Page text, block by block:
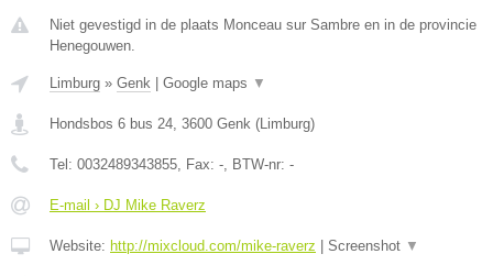
Niet gevestigd in de plaats Monceau sur Sambre en in de provincie
Henegouwen.
Limburg » Genk Google maps ▼
Hondsbos 6 bus 24, 3600 Genk (Limburg)
Tel: 0032489343855, Fax: -, BTW-nr: -
E-mail › DJ Mike Raverz
Website: http://mixcloud.com/mike-raverz Screenshot ▼